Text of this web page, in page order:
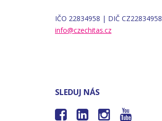
IČO 22834958 | DIČ CZ22834958
info@czechitas.cz
SLEDUJ NÁS
   